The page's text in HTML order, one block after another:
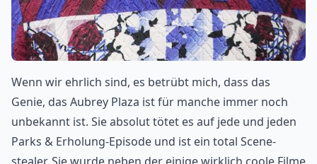
Wenn wir ehrlich sind, es betrübt mich, dass das
Genie, das Aubrey Plaza ist für manche immer noch
unbekannt ist. Sie absolut tötet es auf jede und jeden
Parks & Erholung-Episode und ist ein total Scene-